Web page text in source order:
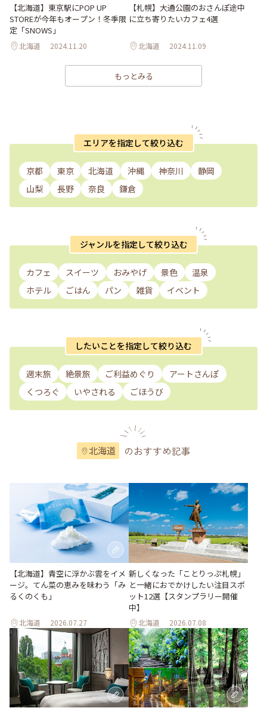
【北海道】東京駅にPOP UP
STOREが今年もオープン！冬季限
定「SNOWS」
北海道 2024.11.20
【札幌】大通公園のおさんぽ途中
に立ち寄りたいカフェ4選
北海道 2024.11.09
もっとみる
エリアを指定して絞り込む
京都 東京 北海道 沖縄 神奈川
静岡
山梨
長野 奈良 鎌倉
ジャンルを指定して絞り込む
カフェ スイーツ おみやげ 景色
温泉
ホテル
ごはん パン 雑貨 イベント
したいことを指定して絞り込む
週末旅 絶景旅 ご利益めぐり
アートさんぽ
くつろぐ
いやされる ごほうび
北海道 のおすすめ記事
【北海道】青空に浮かぶ雲をイメ
ージ。てん菜の恵みを味わう「み
るくのくも」
北海道 2026.07.27
新しくなった「ことりっぷ札幌」
と一緒におでかけしたい注目スポ
ット12選【スタンプラリー開催
中】
北海道 2026.07.08